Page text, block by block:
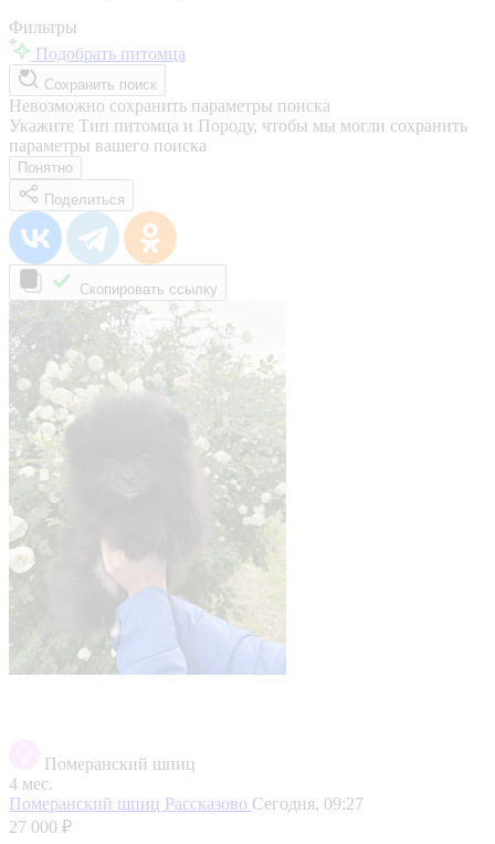
Фильтры
Подобрать питомца
Сохранить поиск
Невозможно сохранить параметры поиска
Укажите Тип питомца и Породу, чтобы мы могли сохранить
параметры вашего поиска
Понятно
Поделиться
Скопировать ссылку
Померанский шпиц
4 мес.
Померанский шпиц Рассказово Сегодня, 09:27
27 000 ₽